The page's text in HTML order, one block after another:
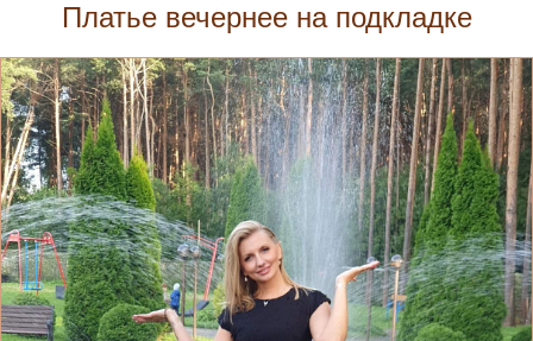
Платье вечернее на подкладке